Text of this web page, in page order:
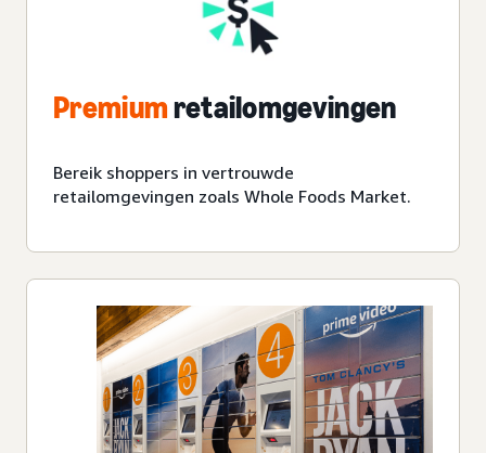
Premiumretailomgevingen
Bereik shoppers in vertrouwde
retailomgevingen zoals Whole Foods Market.